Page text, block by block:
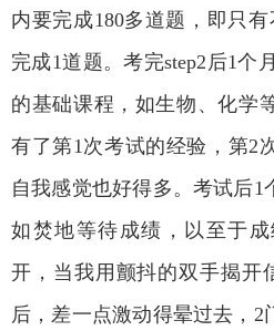
内要完成180多道题，即只有
完成1道题。考完step2 后1个
的基础课程，如生物、化学
有了第1 次考试的经验，第2
自我感觉也好得多。考试后1
如焚地等待成绩，以至于
开，当我用颤抖的双手揭开
后，差一点激动得晕过去， 2